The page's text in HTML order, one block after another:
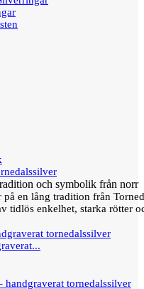
och symbolik från norr
på en lång tradition från
tidlös enkelhet, starka rötter